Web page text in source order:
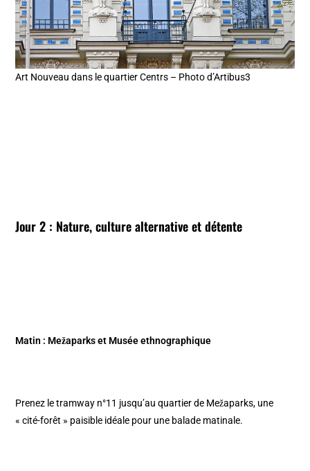
Art Nouveau dans le quartier Centrs – Photo d’Artibus3
Jour 2 : Nature, culture alternative et détente
Matin : Mežaparks et Musée ethnographique
Prenez le tramway n°11 jusqu’au quartier de Mežaparks, une
« cité-forêt » paisible idéale pour une balade matinale.​